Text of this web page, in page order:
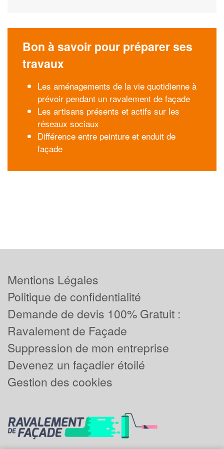
Bon à savoir pour préparer ses
travaux
Les aménagements de la vie quotidienne à
prévoir pendant un ravalement de façade
Les artisans présents et actifs sur les
réseaux sociaux
Différence entre peinture et enduit de
façade
Mentions Légales
Politique de confidentialité
Demande de devis 100% Gratuit :
Ravalement de Façade
Suppression de mon entreprise
Devenez un façadier étoilé
Gestion des cookies